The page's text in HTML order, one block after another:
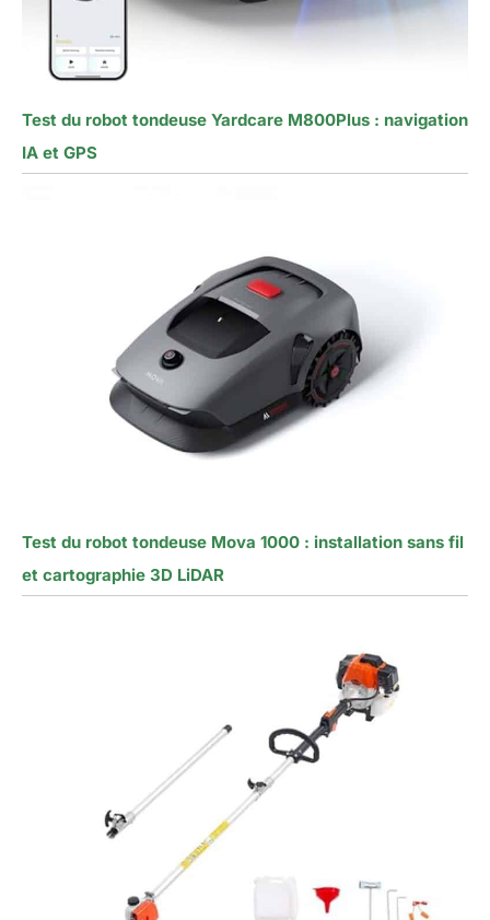
Test du robot tondeuse Yardcare M800Plus : navigation
IA et GPS
Test du robot tondeuse Mova 1000 : installation sans fil
et cartographie 3D LiDAR